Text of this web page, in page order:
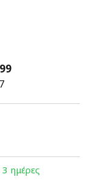
ημέρες